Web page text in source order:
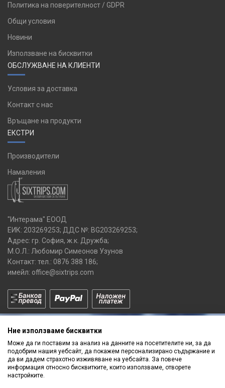
Политика на поверителност / GDPR
Общи условия
Новини
Използване на бисквитки
ОБСЛУЖВАНЕ НА КЛИЕНТИ
Условия за доставка
Контакт с нас
Връщане на продукти
ЕКСТРИ
Производители
Намаления
"Интерама" ЕООД
ЕИК: 203269253; ДДС №: BG203269253;
Адрес: гр. София, ж.к. Дружба;
М.О.Л.: Любомир Симеонов Узунов
Контакт: тел.: 0876 388 186;
имейл: office@sixtrips.com
Получавай нашите
ПРОМОЦИИ
Ние използваме бисквитки
Може да ги поставим за анализ на данните на посетителите ни, за да
подобрим нашия уебсайт, да покажем персонализирано съдържание и
да ви дадем страхотно изживяване на уебсайта. За повече
информация относно бисквитките, които използваме, отворете
настройките.